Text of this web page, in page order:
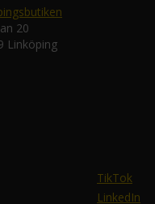
20
Linköping
TikTok
LinkedIn